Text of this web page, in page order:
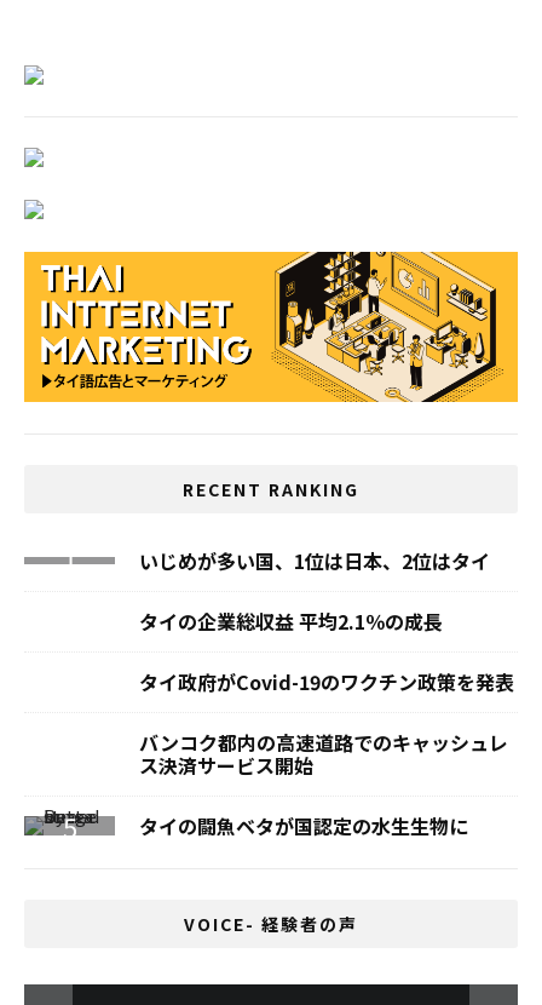
RECENT RANKING
いじめが多い国、1位は日本、2位はタイ
タイの企業総収益 平均2.1％の成長
タイ政府がCovid-19のワクチン政策を発表
バンコク都内の高速道路でのキャッシュレ
ス決済サービス開始
タイの闘魚ベタが国認定の水生生物に
VOICE- 経験者の声